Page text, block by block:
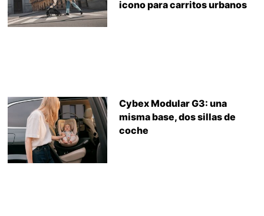
icono para carritos urbanos
Cybex Modular G3: una
misma base, dos sillas de
coche